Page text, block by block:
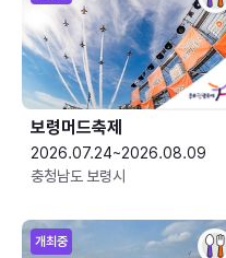
보령머드축제
2026.07.24~2026.08.09
충청남도 보령시
개최중